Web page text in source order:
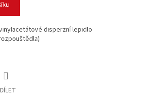
disperzní lepidlo